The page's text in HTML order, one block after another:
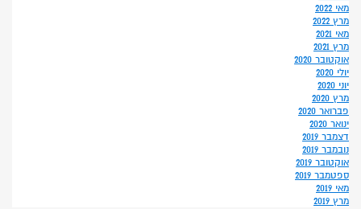
מאי 2022
מרץ 2022
מאי 2021
מרץ 2021
אוקטובר 2020
יולי 2020
יוני 2020
מרץ 2020
פברואר 2020
ינואר 2020
דצמבר 2019
נובמבר 2019
אוקטובר 2019
ספטמבר 2019
מאי 2019
מרץ 2019